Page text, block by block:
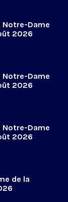
Notre-Dame
2026
Notre-Dame
2026
Notre-Dame
2026
de la